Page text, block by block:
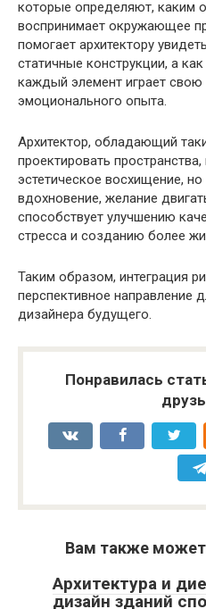
которые определяют, каким
воспринимает окружающее
помогает архитектору
статичные конструкции, а
каждый элемент играет свою
эмоционального опыта.
Архитектор, обладающий
проектировать
эстетическое восхищение, но
вдохновение, желание
способствует улучшению
стресса и созданию более
Таким образом, интеграция
перспективное направление
дизайнера будущего.
Понравилась
Вам также может
Архитектура и
дизайн зданий